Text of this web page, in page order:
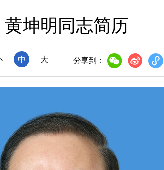
黄坤明同志简历
中 大 分享到：